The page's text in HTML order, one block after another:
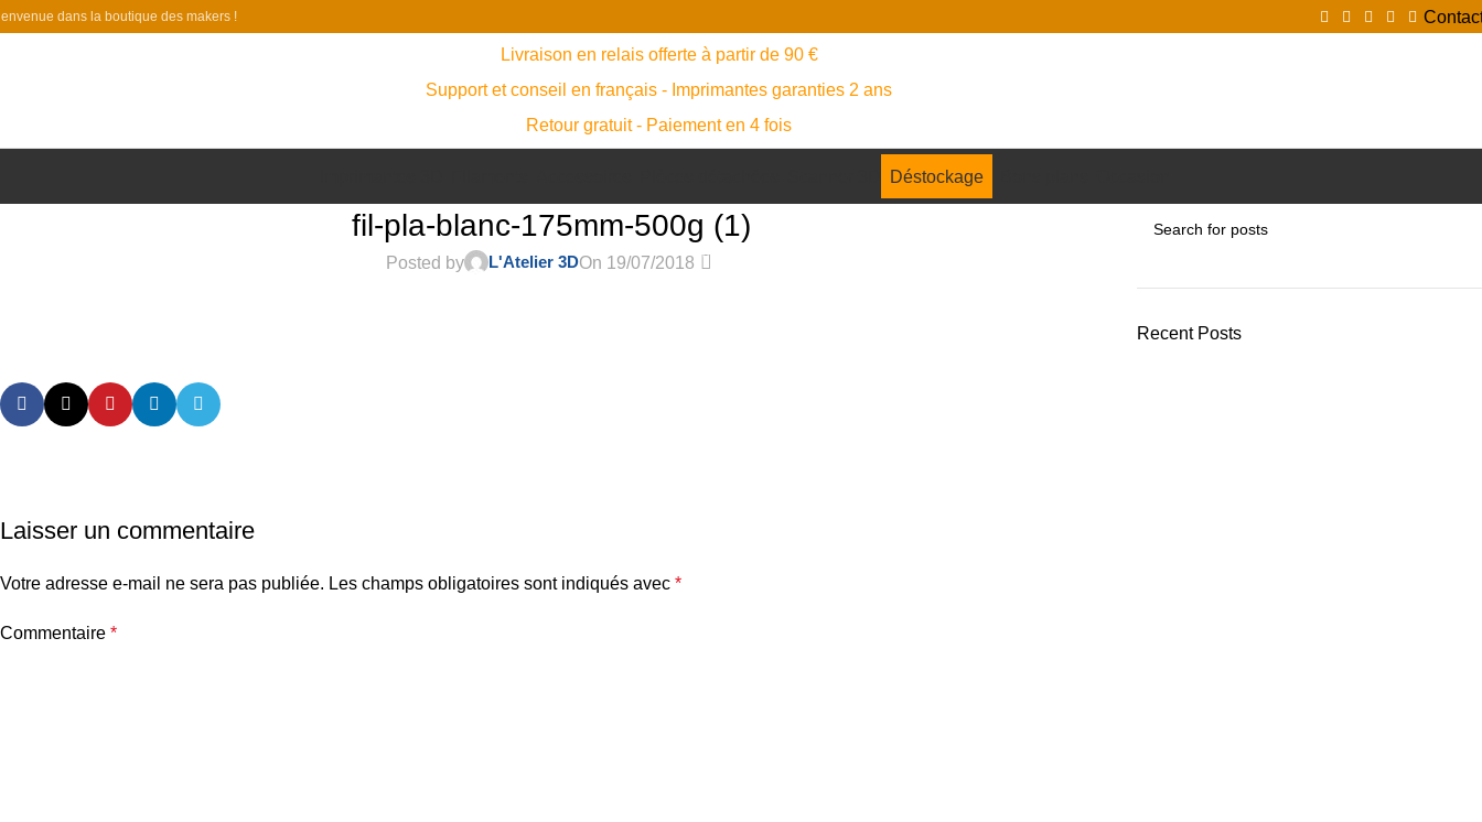
dans la boutique des makers !
Livraison en relais offerte à partir de 90 €
Support et conseil en français - Imprimantes garanties 2 ans
Retour gratuit - Paiement en 4 fois
Déstockage
fil-pla-blanc-175mm-500g (1)
Posted by L'Atelier 3DOn 19/07/2018 0
Laisser un commentaire
Votre adresse e-mail ne sera pas publiée. Les champs obligatoires sont indiqués avec *
Commentaire *
Recent Posts